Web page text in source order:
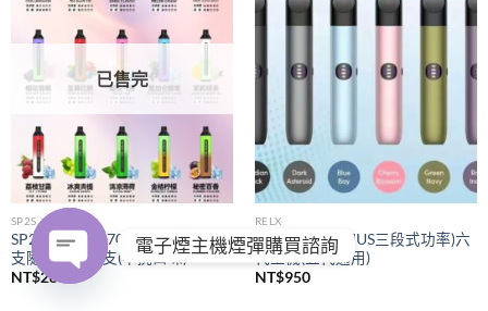
wishlist
已售完
SP2S
SP2S拋棄式
7000口｜購買五
支隨機贈送一支(不挑口味)
NT$280
wishlist
RELX
RELX悅刻
(PIUS三段式功率)六
代主機(五代通用)
NT$950
電子煙主機煙彈購買諮詢